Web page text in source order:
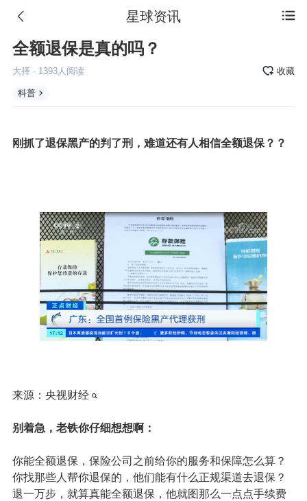
 星球资讯
全额退保是真的吗？
大择 · 1393人阅读 收藏
科普
刚抓了退保黑产的判了刑，难道还有人相信全额退保？？
来源： 央视财经
别着急，老铁你仔细想想啊：
你能全额退保， 保险公司 之前给你的服务和保障怎么算？
你找那些人帮你退保的，他们能有什么正规渠道去退保？
退一万步，就算真能全额退保，他就图那么一点点手续费